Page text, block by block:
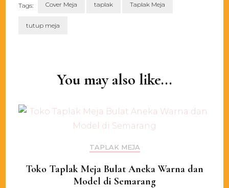
Tags: Cover Meja taplak Taplak Meja
tutup meja
You may also like...
TAPLAK MEJA
Toko Taplak Meja Bulat Aneka Warna dan
Model di Semarang